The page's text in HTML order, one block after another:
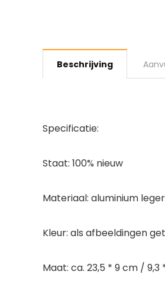
Beschrijving
Specificatie:
Staat: 100% nieuw
Materiaal: aluminium
Kleur: als afbeeldingen
Maat: ca. 23,5 * 9 cm / 9,3